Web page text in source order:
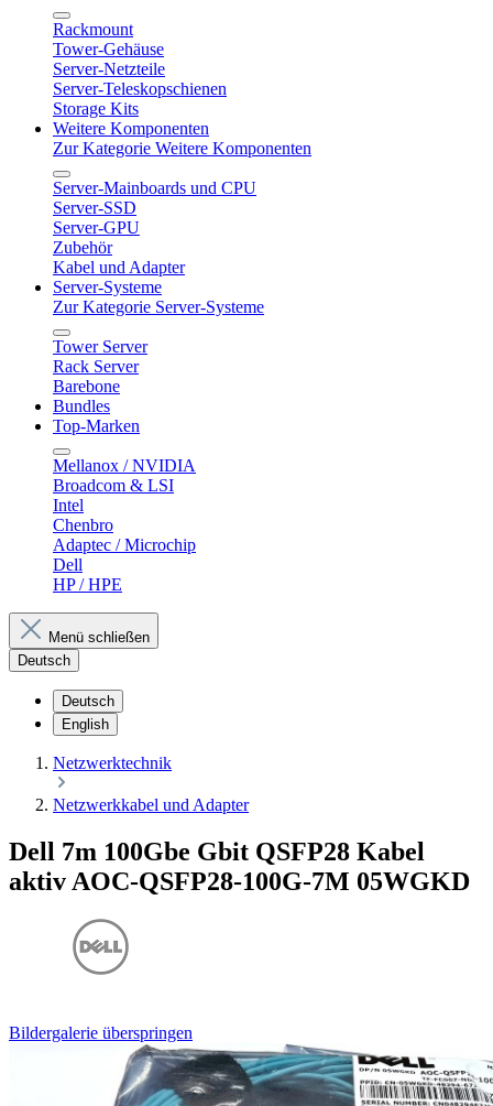
Rackmount
Tower-Gehäuse
Server-Netzteile
Server-Teleskopschienen
Storage Kits
Weitere Komponenten
Zur Kategorie Weitere Komponenten
Server-Mainboards und CPU
Server-SSD
Server-GPU
Zubehör
Kabel und Adapter
Server-Systeme
Zur Kategorie Server-Systeme
Tower Server
Rack Server
Barebone
Bundles
Top-Marken
Mellanox / NVIDIA
Broadcom & LSI
Intel
Chenbro
Adaptec / Microchip
Dell
HP / HPE
Menü schließen
Deutsch
Deutsch
English
Netzwerktechnik
Netzwerkkabel und Adapter
Dell 7m 100Gbe Gbit QSFP28 Kabel
aktiv AOC-QSFP28-100G-7M 05WGKD
Bildergalerie überspringen